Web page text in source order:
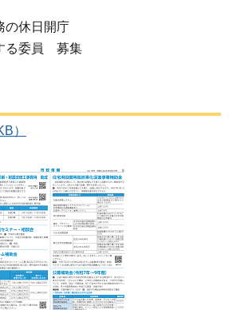
の休日開庁
る委員 募集
）